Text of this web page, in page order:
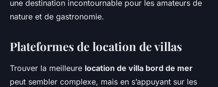
une destination incontournable pour les amateurs de
nature et de gastronomie.
Plateformes de location de villas
Trouver la meilleure location de villa bord de mer
peut sembler complexe, mais en s’appuyant sur les